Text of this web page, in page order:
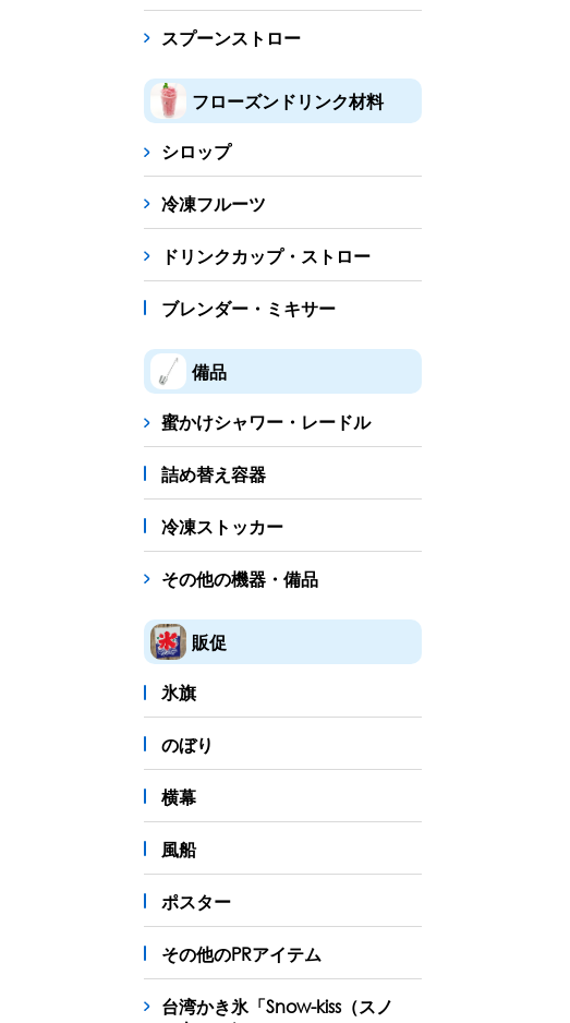
スプーンストロー
フローズンドリンク材料
シロップ
冷凍フルーツ
ドリンクカップ・ストロー
ブレンダー・ミキサー
備品
蜜かけシャワー・レードル
詰め替え容器
冷凍ストッカー
その他の機器・備品
販促
氷旗
のぼり
横幕
風船
ポスター
その他のPRアイテム
台湾かき氷「Snow-kiss（スノ